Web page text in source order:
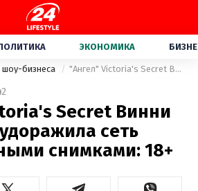
ЭКОНОМИКА
шоу-бизнеса "Ангел" Victoria's Secret Винни Харлоу взбудоражила сеть сексапильными снимками: 18+
2
Secret Винни
сеть
снимками: 18+